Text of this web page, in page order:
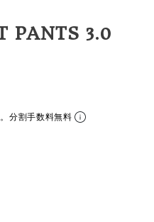
PANTS 3.0
分割手数料無料